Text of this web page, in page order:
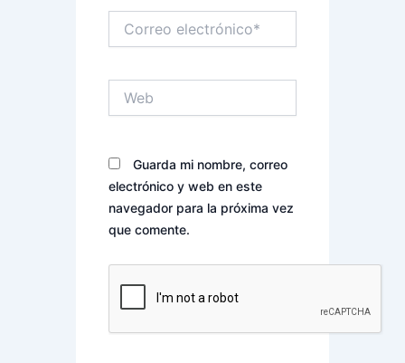
electrónico*
Guarda mi nombre, correo
electrónico y web en este
navegador para la próxima vez
que comente.